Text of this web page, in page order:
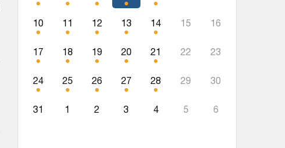
10 11 12 13 14 15 16
17 18 19 20 21 22 23
24 25 26 27 28 29 30
31 1 2 3 4 5 6